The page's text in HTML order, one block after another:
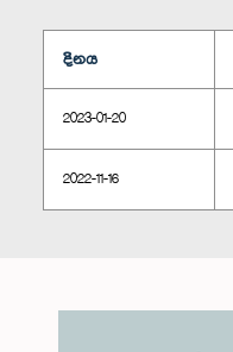
දිනය
2023-01-20
2022-11-16